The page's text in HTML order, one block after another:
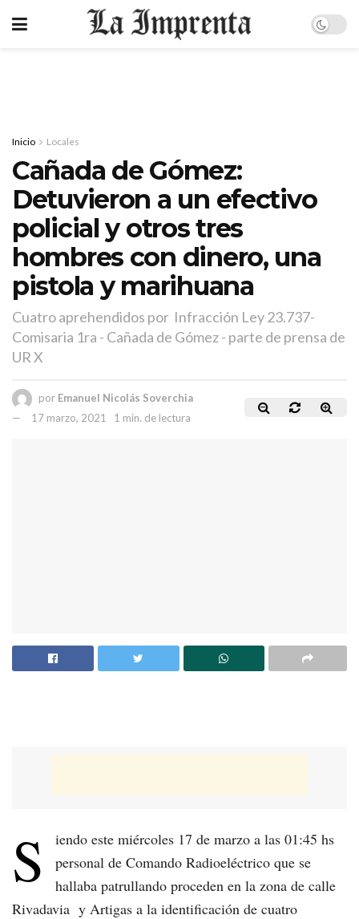
Inicio Locales
Cañada de Gómez:
Detuvieron a un efectivo
policial y otros tres
hombres con dinero, una
pistola y marihuana
Cuatro aprehendidos por Infracción Ley 23.737-
Comisaria 1ra - Cañada de Gómez - parte de prensa de
UR X
por Emanuel Nicolás Soverchia
17 marzo, 2021
1 min. de lectura
S
iendo este miércoles 17 de marzo a las 01:45 hs
personal de Comando Radioeléctrico que se
hallaba patrullando proceden en la zona de calle
Rivadavia y Artigas a la identificación de cuatro